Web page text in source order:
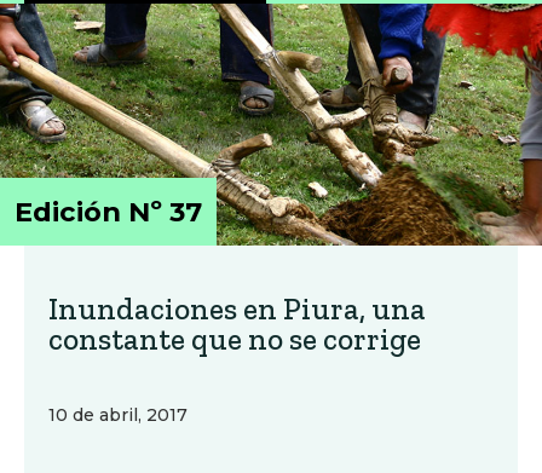
Edición Nº 37
Inundaciones en Piura, una
constante que no se corrige
10 de abril, 2017